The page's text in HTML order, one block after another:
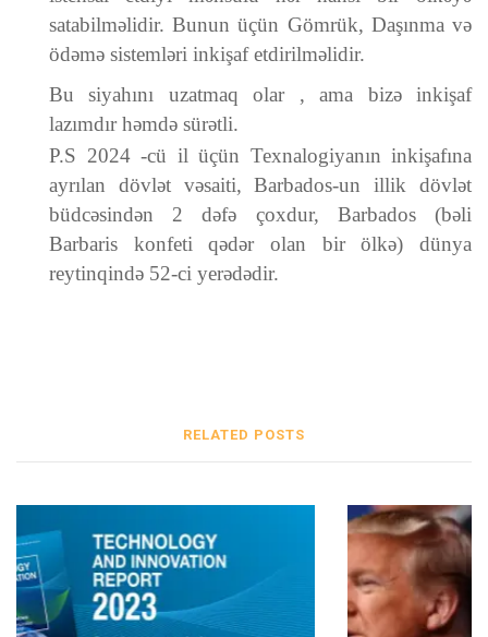
satabilməlidir. Bunun üçün Gömrük, Daşınma və
ödəmə sistemləri inkişaf etdirilməlidir.
Bu siyahını uzatmaq olar , ama bizə inkişaf
lazımdır həmdə sürətli.
P.S 2024 -cü il üçün Texnalogiyanın inkişafına
ayrılan dövlət vəsaiti, Barbados-un illik dövlət
büdcəsindən 2 dəfə çoxdur, Barbados (bəli
Barbaris konfeti qədər olan bir ölkə) dünya
reytinqində 52-ci yerədədir.
RELATED POSTS